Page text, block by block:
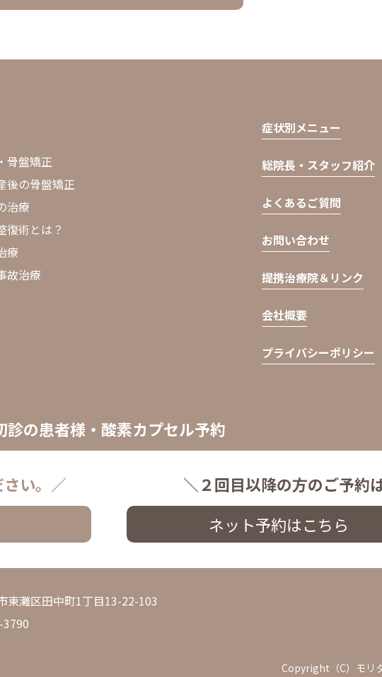
骨盤矯正
後の骨盤矯正
治療
復術とは？
療
故治療
症状別メニュー
総院長・スタッフ紹介
よくあるご質問
お問い合わせ
提携治療院＆リンク
会社概要
プライバシーポリシー
診の患者様・酸素カプセル予約
い。／
＼２回目以降の方のご予約
ネット予約はこちら
灘区田中町1丁目13-22-103
Copyright（C）モ